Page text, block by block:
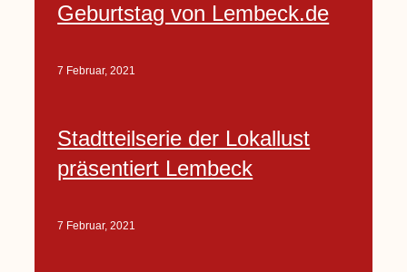
Geburtstag von Lembeck.de
7 Februar, 2021
Stadtteilserie der Lokallust
präsentiert Lembeck
7 Februar, 2021